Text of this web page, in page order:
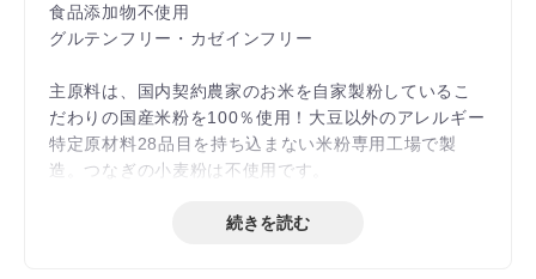
食品添加物不使用
グルテンフリー・カゼインフリー
主原料は、国内契約農家のお米を自家製粉しているこ
だわりの国産米粉を100％使用！大豆以外のアレルギー
特定原材料28品目を持ち込まない米粉専用工場で製
造。つなぎの小麦粉は不使用です。
続きを読む